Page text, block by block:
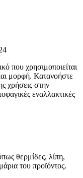
που χρησιμοποιείται
μορφή. Κατανοήστε
χρήσεις στην
εναλλακτικές
θερμίδες, λίπη,
του προϊόντος.